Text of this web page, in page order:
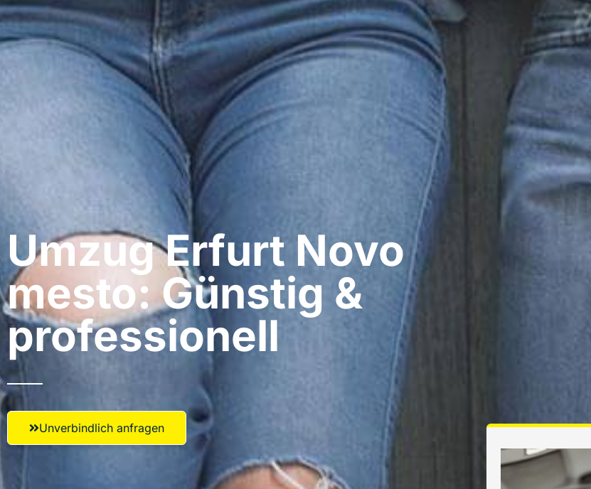
Umzug Erfurt​ Novo
mesto: Günstig &
professionell​
Unverbindlich anfragen